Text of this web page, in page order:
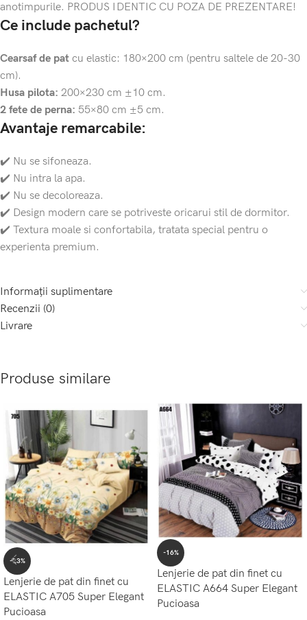
anotimpurile. PRODUS IDENTIC CU POZA DE PREZENTARE!
Ce include pachetul?
Cearsaf de pat cu elastic: 180×200 cm (pentru saltele de 20-30
cm).
Husa pilota: 200×230 cm ±10 cm.
2 fete de perna: 55×80 cm ±5 cm.
Avantaje remarcabile:
✔️ Nu se sifoneaza.
✔️ Nu intra la apa.
✔️ Nu se decoloreaza.
✔️ Design modern care se potriveste oricarui stil de dormitor.
✔️ Textura moale si confortabila, tratata special pentru o
experienta premium.
Informații suplimentare
Recenzii (0)
Livrare
Produse similare
-23%
Lenjerie de pat din finet cu
ELASTIC A705 Super Elegant
Pucioasa
-16%
Lenjerie de pat din finet cu
ELASTIC A664 Super Elegant
Pucioasa